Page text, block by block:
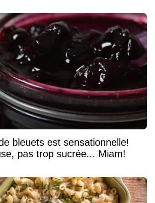
bleuets est sensationnelle!
pas trop sucrée... Miam!